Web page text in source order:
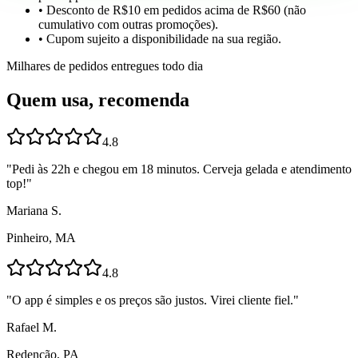
• Desconto de R$10 em pedidos acima de R$60 (não
cumulativo com outras promoções).
• Cupom sujeito a disponibilidade na sua região.
Milhares de pedidos entregues todo dia
Quem usa, recomenda
4.8
"Pedi às 22h e chegou em 18 minutos. Cerveja gelada e atendimento
top!"
Mariana S.
Pinheiro, MA
4.8
"O app é simples e os preços são justos. Virei cliente fiel."
Rafael M.
Redenção, PA